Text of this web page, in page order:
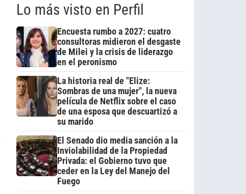
Lo más visto en Perfil
Encuesta rumbo a 2027: cuatro
consultoras midieron el desgaste
de Milei y la crisis de liderazgo
en el peronismo
La historia real de "Elize:
Sombras de una mujer", la nueva
película de Netflix sobre el caso
de una esposa que descuartizó a
su marido
El Senado dio media sanción a la
Inviolabilidad de la Propiedad
Privada: el Gobierno tuvo que
ceder en la Ley del Manejo del
Fuego